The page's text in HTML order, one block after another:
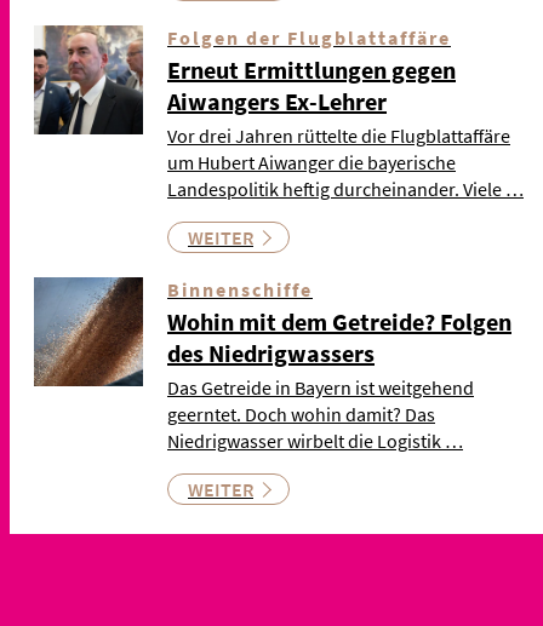
Folgen der Flugblattaffäre
Erneut Ermittlungen gegen
Aiwangers Ex-Lehrer
Vor drei Jahren rüttelte die Flugblattaffäre
um Hubert Aiwanger die bayerische
Landespolitik heftig durcheinander. Viele …
WEITER
Binnenschiffe
Wohin mit dem Getreide? Folgen
des Niedrigwassers
Das Getreide in Bayern ist weitgehend
geerntet. Doch wohin damit? Das
Niedrigwasser wirbelt die Logistik …
WEITER